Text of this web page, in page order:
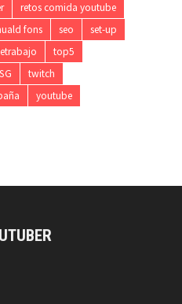
retos comida youtube
fons seo
set-up
top5
twitch
youtube